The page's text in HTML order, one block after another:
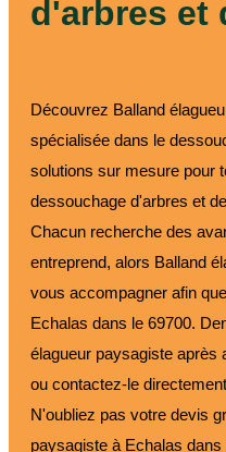
d'arbres et
Découvrez Balland
spécialisée dans le
solutions sur mesure pour
dessouchage d'arbres et
Chacun recherche des
entreprend, alors Balland
vous accompagner afin
Echalas dans le 69700.
élagueur paysagiste après
ou contactez-le
N'oubliez pas votre devis
paysagiste à Echalas